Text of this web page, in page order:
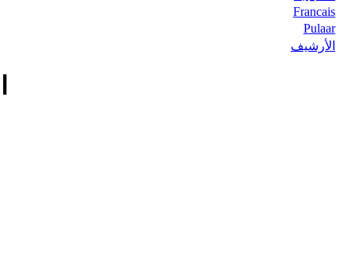
Francais
Pulaar
الأرشيف